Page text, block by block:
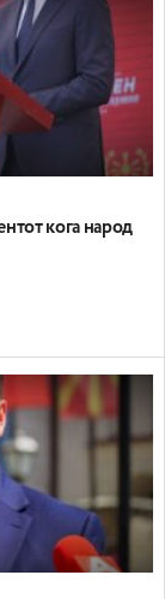
кога народ